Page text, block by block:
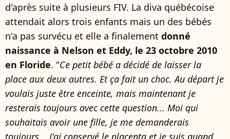
d'après suite à plusieurs FIV. La diva québécoise
attendait alors trois enfants mais un des bébés
n'a pas survécu et elle a finalement donné
naissance à Nelson et Eddy, le 23 octobre 2010
en Floride. "Ce petit bébé a décidé de laisser la
place aux deux autres. Et ça fait un choc. Au départ je
voulais juste être enceinte, mais maintenant je
resterais toujours avec cette question... Moi qui
souhaitais avoir une fille, je me demanderais
toujours... J'ai conservé le placenta et je suis quand